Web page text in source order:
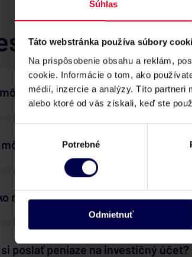
Súhlas
Táto webstránka používa súbory
Na prispôsobenie obsahu a reklám,
cookie. Informácie o tom, ako
médií, inzercie a analýzy. Títo
alebo ktoré od vás získali, keď ste
súhlasu
Potrebné
Odmietnuť
na Majáku investovať?
investovať?
môžem investovať?
poslať peniaze na investičný účet?